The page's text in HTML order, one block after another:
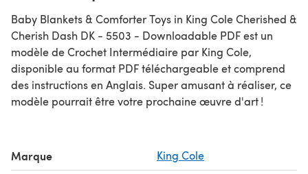
Baby Blankets & Comforter Toys in King Cole Cherished &
Cherish Dash DK - 5503 - Downloadable PDF est un
modèle de Crochet Intermédiaire par King Cole,
disponible au format PDF téléchargeable et comprend
des instructions en Anglais. Super amusant à réaliser, ce
modèle pourrait être votre prochaine œuvre d'art !
Marque King Cole